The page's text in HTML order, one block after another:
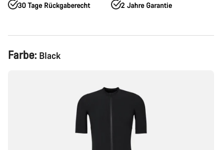
30 Tage Rückgaberecht 2 Jahre Garantie
Produktkonfiguration
Farbe: Black